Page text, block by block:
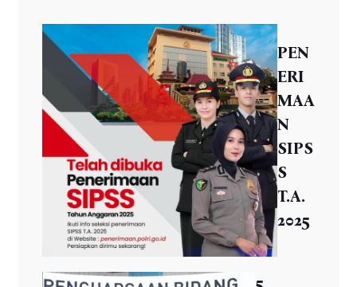
PEN
ERI
MAA
N
SIPS
S
T.A.
2025
5